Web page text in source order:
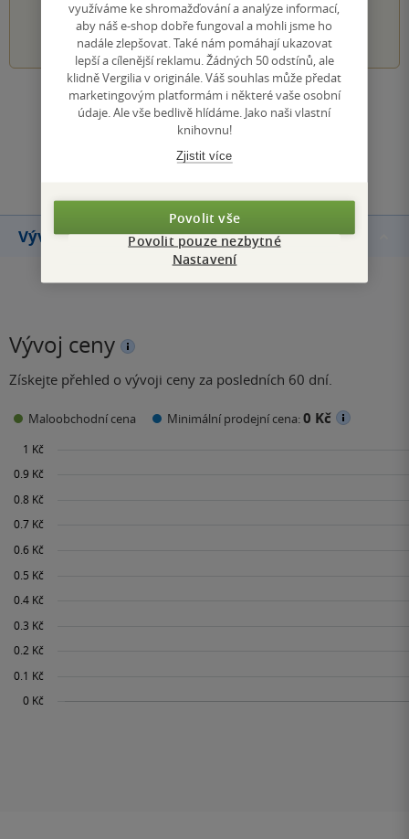
1 2 3 4 5
Zobrazit všechna hodnocení
Přidat hodnocení
Vývoj ceny
Vývoj ceny
Získejte přehled o vývoji ceny za posledních 60 dní.
Maloobchodní cena Minimální prodejní cena:0 Kč
využíváme ke shromažďování a analýze informací,
aby náš e-shop dobře fungoval a mohli jsme ho
nadále zlepšovat. Také nám pomáhají ukazovat
lepší a cílenější reklamu. Žádných 50 odstínů, ale
klidně Vergilia v originále. Váš souhlas může předat
marketingovým platformám i některé vaše osobní
údaje. Ale vše bedlivě hlídáme. Jako naši vlastní
knihovnu!
Zjistit více
Povolit vše
Povolit pouze nezbytné
Nastavení